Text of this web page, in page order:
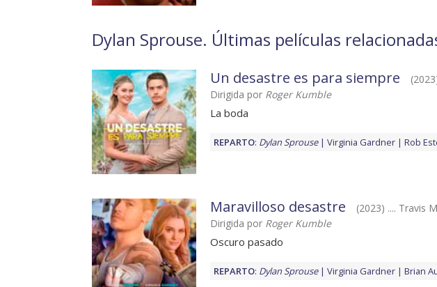
Dylan Sprouse. Últimas películas
Un desastre es para siempre
Dirigida por Roger Kumble
La boda
REPARTO: Dylan Sprouse Virginia Gardner Rob
Maravilloso desastre
(2023) .... Travis
Dirigida por Roger Kumble
Oscuro pasado
REPARTO: Dylan Sprouse Virginia Gardner Brian